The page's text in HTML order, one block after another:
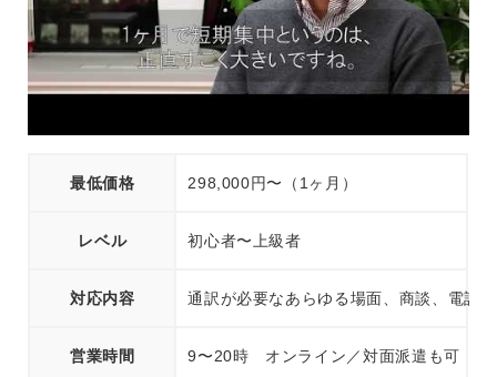
最低価格 298,000円〜（1ヶ月）
レベル 初心者〜上級者
対応内容 通訳が必要なあらゆる場面、商談、電話
営業時間 9〜20時 オンライン／対面派遣も可